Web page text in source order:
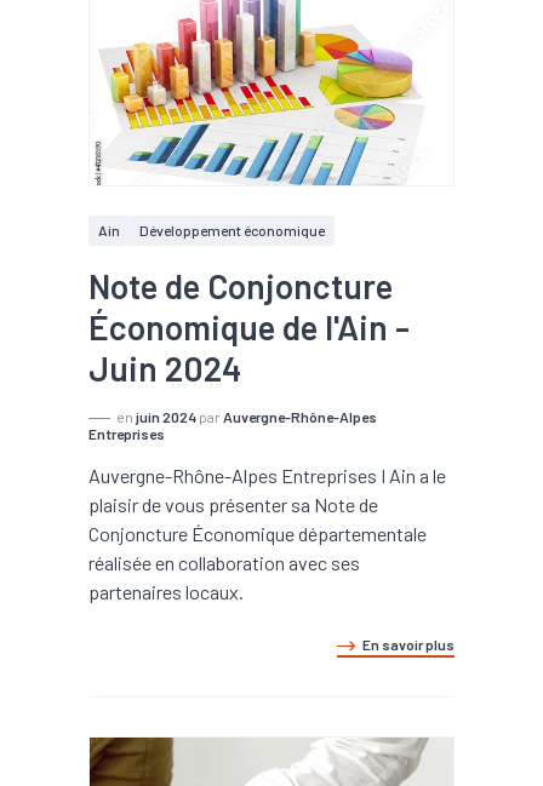
Ain Développement économique
Note de Conjoncture
Économique de l'Ain -
Juin 2024
en juin 2024 par Auvergne-Rhône-Alpes
Entreprises
Auvergne-Rhône-Alpes Entreprises I Ain a le
plaisir de vous présenter sa Note de
Conjoncture Économique départementale
réalisée en collaboration avec ses
partenaires locaux.
En savoir plus